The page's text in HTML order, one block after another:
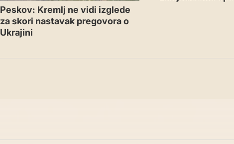
Peskov: Kremlj ne vidi izglede
za skori nastavak pregovora o
Ukrajini